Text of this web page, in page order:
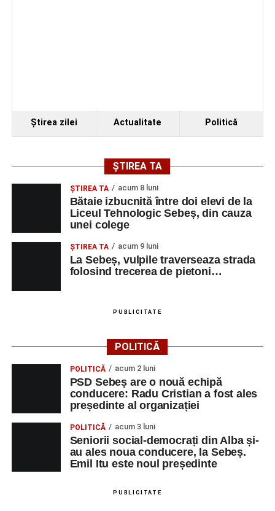
Ştirea zilei Actualitate Politică
ȘTIREA TA
ŞTIREA TA acum 8 luni
Bătaie izbucnită între doi elevi de la
Liceul Tehnologic Sebeș, din cauza
unei colege
ŞTIREA TA acum 9 luni
La Sebeș, vulpile traverseaza strada
folosind trecerea de pietoni…
PUBLICITATE
POLITICĂ
POLITICĂ acum 2 luni
PSD Sebeș are o nouă echipă
conducere: Radu Cristian a fost ales
președinte al organizației
POLITICĂ acum 3 luni
Seniorii social-democrați din Alba și-
au ales noua conducere, la Sebeș.
Emil Itu este noul președinte
PUBLICITATE